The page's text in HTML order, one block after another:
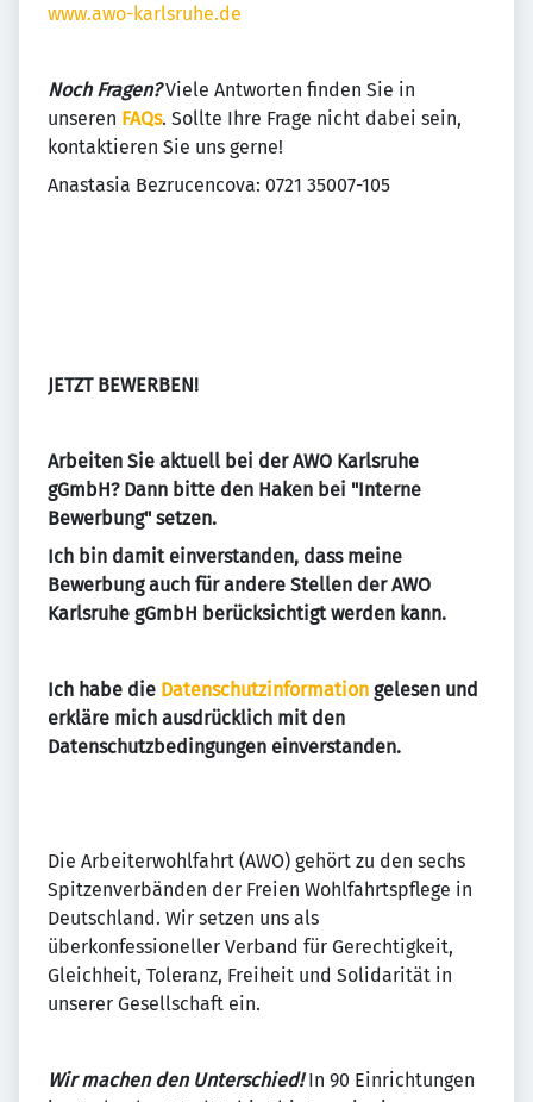
www.awo-karlsruhe.de
Noch Fragen?Viele Antworten finden Sie in
unseren FAQs. Sollte Ihre Frage nicht dabei sein,
kontaktieren Sie uns gerne!
Anastasia Bezrucencova: 0721 35007-105
JETZT BEWERBEN!
Arbeiten Sie aktuell bei der AWO Karlsruhe
gGmbH? Dann bitte den Haken bei "Interne
Bewerbung" setzen.
Ich bin damit einverstanden, dass meine
Bewerbung auch für andere Stellen der AWO
Karlsruhe gGmbH berücksichtigt werden kann.
Ich habe die Datenschutzinformation gelesen und
erkläre mich ausdrücklich mit den
Datenschutzbedingungen einverstanden.
Die Arbeiterwohlfahrt (AWO) gehört zu den sechs
Spitzenverbänden der Freien Wohlfahrtspflege in
Deutschland. Wir setzen uns als
überkonfessioneller Verband für Gerechtigkeit,
Gleichheit, Toleranz, Freiheit und Solidarität in
unserer Gesellschaft ein.
Wir machen den Unterschied!In 90 Einrichtungen